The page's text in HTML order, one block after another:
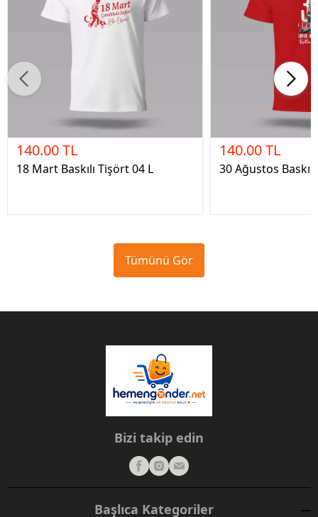
140.00 TL
18 Mart Baskılı Tişört 04 L
140.00 TL
30 Ağustos
Tümünü Gör
Bizi takip edin
Başlıca Kategoriler